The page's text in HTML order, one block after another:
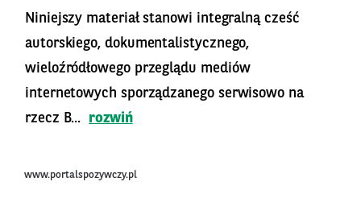
Niniejszy materiał stanowi integralną cześć
autorskiego, dokumentalistycznego,
wieloźródłowego przeglądu mediów
internetowych sporządzanego serwisowo na
rzecz B...
rozwiń
www.portalspozywczy.pl